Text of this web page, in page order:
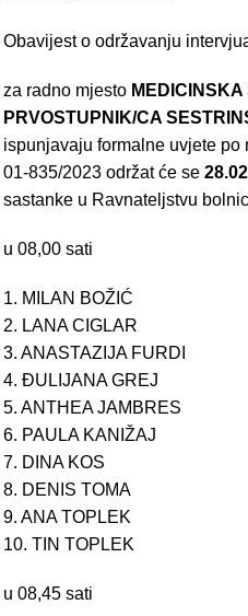
Obavijest o održavanju
za radno mjesto
PRVOSTUPNIK/CA
ispunjavaju formalne uvjete po
01-835/2023 održat će se
sastanke u Ravnateljstvu
u 08,00 sati
1. MILAN BOŽIĆ
2. LANA CIGLAR
3. ANASTAZIJA FURDI
4. ĐULIJANA GREJ
5. ANTHEA JAMBRES
6. PAULA KANIŽAJ
7. DINA KOS
8. DENIS TOMA
9. ANA TOPLEK
10. TIN TOPLEK
u 08,45 sati